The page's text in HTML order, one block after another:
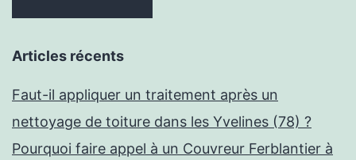
Articles récents
Faut-il appliquer un traitement après un
nettoyage de toiture dans les Yvelines (78) ?
Pourquoi faire appel à un Couvreur Ferblantier à